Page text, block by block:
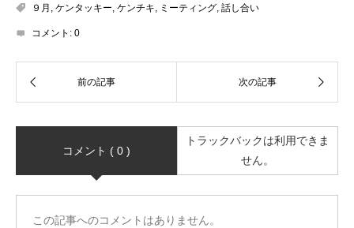
９月 , ケンタッキー, ケンチキ, ミーティング, 話し合い
コメント: 0
コメント ( 0 )
トラックバックは利用できま
せん。
この記事へのコメントはありません。